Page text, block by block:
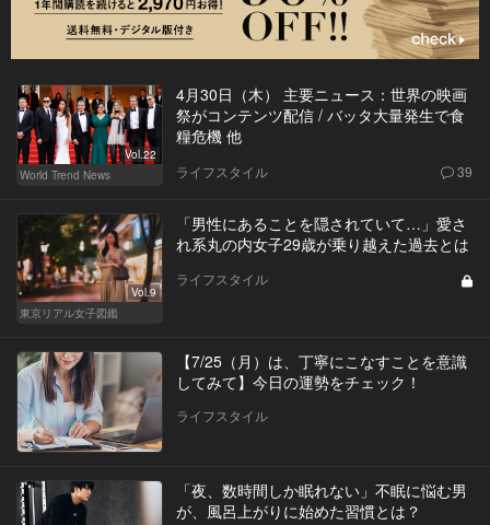
Vol.22
World Trend News
4月30日（木） 主要ニュース：世界の映画
祭がコンテンツ配信 / バッタ大量発生で食
糧危機 他
ライフスタイル 39
Vol.9
東京リアル女子図鑑
「男性にあることを隠されていて…」愛さ
れ系丸の内女子29歳が乗り越えた過去とは
ライフスタイル
【7/25（月）は、丁寧にこなすことを意識
してみて】今日の運勢をチェック！
ライフスタイル
「夜、数時間しか眠れない」不眠に悩む男
が、風呂上がりに始めた習慣とは？